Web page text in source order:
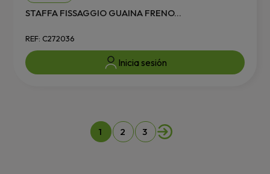
STAFFA FISSAGGIO GUAINA FRENO...
REF: C272036
Inicia sesión
1 2 3